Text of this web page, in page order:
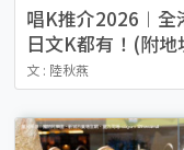
唱K推介2026︱全
日文K都有！(附
文 : 陸秋燕